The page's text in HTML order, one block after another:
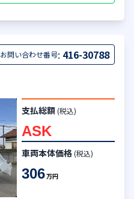
お問い合わせ番号: 416-30788
支払総額 (税込)
ASK
車両本体価格 (税込)
306万円